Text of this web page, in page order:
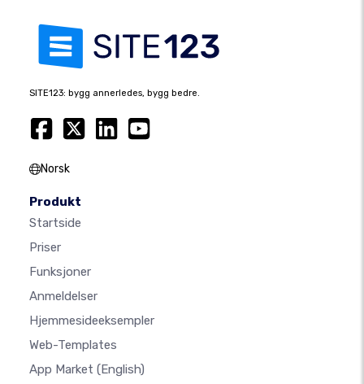
SITE123: bygg annerledes, bygg bedre.
Norsk
Produkt
Startside
Priser
Funksjoner
Anmeldelser
Hjemmesideeksempler
Web-Templates
App Market (English)